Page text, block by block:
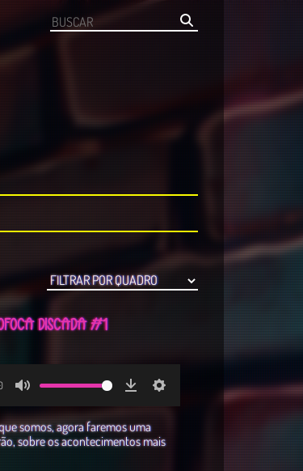
DISCADA #1
Mute DownloadSettings
somos, agora faremos uma
sobre os acontecimentos mais